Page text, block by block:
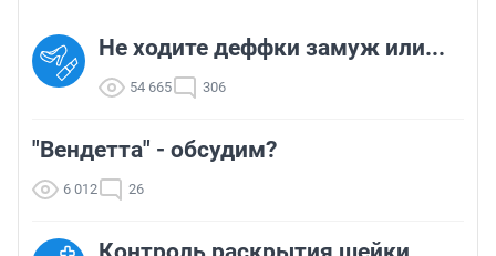
Не ходите деффки замуж или...
54 665 306
"Вендетта" - обсудим?
6 012 26